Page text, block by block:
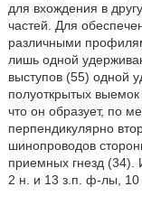
для вхождения в
частей. Для
различными
лишь одной
выступов (55) одной
полуоткрытых
что он образует, по
перпендикулярно
шинопроводов
приемных гнезд (34).
2 н. и 13 з.п. ф-лы, 10